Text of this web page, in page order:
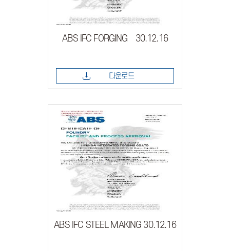
ABS IFC FORGING 30.12.16
다운로드
ABS IFC STEEL MAKING 30.12.16